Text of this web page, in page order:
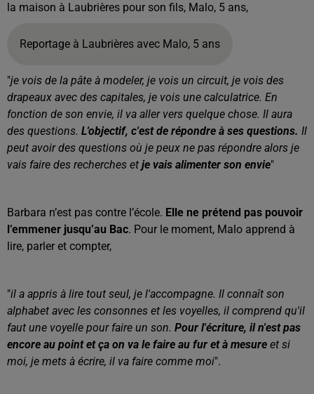
la maison à Laubrières pour son fils, Malo, 5 ans,
Reportage à Laubrières avec Malo, 5 ans
"je vois de la pâte à modeler, je vois un circuit, je vois des
drapeaux avec des capitales, je vois une calculatrice. En
fonction de son envie, il va aller vers quelque chose. Il aura
des questions. L'objectif, c'est de répondre à ses questions. Il
peut avoir des questions où je peux ne pas répondre alors je
vais faire des recherches et je vais alimenter son envie"
Barbara n’est pas contre l’école. Elle ne prétend pas pouvoir
l’emmener jusqu’au Bac. Pour le moment, Malo apprend à
lire, parler et compter,
"il a appris à lire tout seul, je l'accompagne. Il connaît son
alphabet avec les consonnes et les voyelles, il comprend qu'il
faut une voyelle pour faire un son. Pour l'écriture, il n'est pas
encore au point et ça on va le faire au fur et à mesure et si
moi, je mets à écrire, il va faire comme moi".